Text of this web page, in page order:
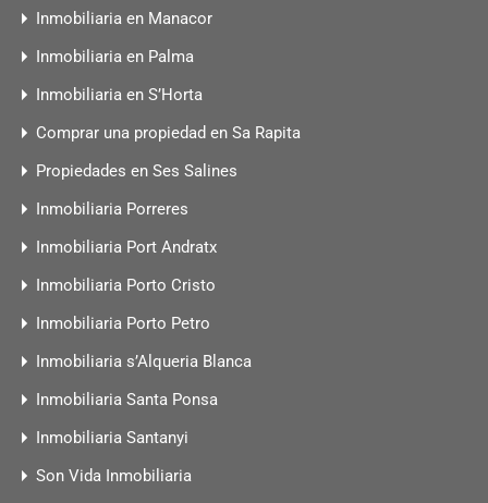
Inmobiliaria en Manacor
Inmobiliaria en Palma
Inmobiliaria en S’Horta
Comprar una propiedad en Sa Rapita
Propiedades en Ses Salines
Inmobiliaria Porreres
Inmobiliaria Port Andratx
Inmobiliaria Porto Cristo
Inmobiliaria Porto Petro
Inmobiliaria s’Alqueria Blanca
Inmobiliaria Santa Ponsa
Inmobiliaria Santanyi
Son Vida Inmobiliaria